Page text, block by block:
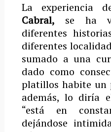
La experiencia
Cabral, se ha
diferentes
diferentes
sumado a una
dado como
platillos habite un
además, lo diría
“está en
dejándose